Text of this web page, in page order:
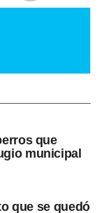
que
municipal
que se quedó